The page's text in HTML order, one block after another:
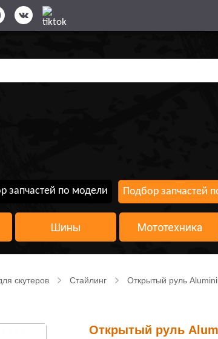
запчастей по модели Подбор запчастей
Шины Мототехника
скутеров Стайлинг Открытый руль
Открытый руль